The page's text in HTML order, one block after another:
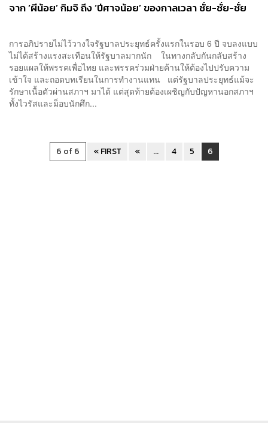
จาก ‘ผีน้อย’ กิมจิ ถึง ‘ปีศาจน้อย’ ของกาลเวลา ชั่ย-ชั่ย-ชั่ย
การอภิปรายไม่ไว้วางใจรัฐบาลประยุทธ์ครั้งแรกในรอบ 6 ปี จบลงแบบ
ไม่ได้สร้างแรงสะเทือนให้รัฐบาลมากนัก ในทางกลับกันกลับสร้าง
รอยแผลให้พรรคเพื่อไทย และพรรคร่วมฝ่ายค้านให้ต้องไปปรับความ
เข้าใจ และถอดบทเรียนในการทำงานแทน แต่รัฐบาลประยุทธ์แม้จะ
รักษาเนื้อตัวผ่านสภาฯ มาได้ แต่สุดท้ายต้องเผชิญกับปัญหานอกสภาฯ
ทั้งไวรัสและม็อบนักศึก...
6 of 6 « FIRST « ... 4 5 6